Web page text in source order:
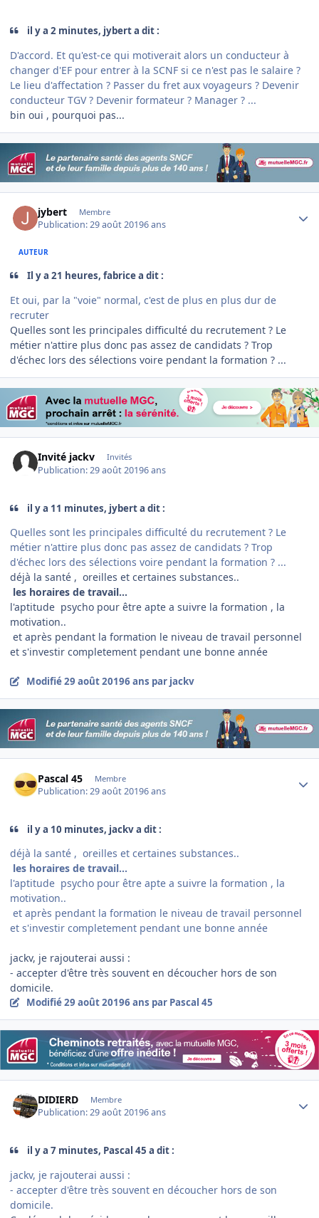
il y a 2 minutes, jybert a dit :
D'accord. Et qu'est-ce qui motiverait alors un conducteur à
changer d'EF pour entrer à la SCNF si ce n'est pas le salaire ?
Le lieu d'affectation ? Passer du fret aux voyageurs ? Devenir
conducteur TGV ? Devenir formateur ? Manager ? ...
bin oui , pourquoi pas...
jybert Membre
Publication:29 août 20196 ans
AUTEUR
Il y a 21 heures, fabrice a dit :
Et oui, par la "voie" normal, c'est de plus en plus dur de
recruter
Quelles sont les principales difficulté du recrutement ? Le
métier n'attire plus donc pas assez de candidats ? Trop
d'échec lors des sélections voire pendant la formation ? ...
Invité jackv Invités
Publication:29 août 20196 ans
il y a 11 minutes, jybert a dit :
Quelles sont les principales difficulté du recrutement ? Le
métier n'attire plus donc pas assez de candidats ? Trop
d'échec lors des sélections voire pendant la formation ? ...
déjà la santé , oreilles et certaines substances..
les horaires de travail...
l'aptitude psycho pour être apte a suivre la formation , la
motivation..
et après pendant la formation le niveau de travail personnel
et s'investir completement pendant une bonne année
Modifié29 août 20196 ans par jackv
Pascal 45 Membre
Publication:29 août 20196 ans
il y a 10 minutes, jackv a dit :
déjà la santé , oreilles et certaines substances..
les horaires de travail...
l'aptitude psycho pour être apte a suivre la formation , la
motivation..
et après pendant la formation le niveau de travail personnel
et s'investir completement pendant une bonne année
jackv, je rajouterai aussi :
- accepter d'être très souvent en découcher hors de son
domicile.
Modifié29 août 20196 ans par Pascal 45
DIDIERD Membre
Publication:29 août 20196 ans
il y a 7 minutes, Pascal 45 a dit :
jackv, je rajouterai aussi :
- accepter d'être très souvent en découcher hors de son
domicile.